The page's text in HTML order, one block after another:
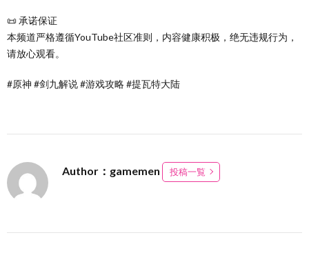
📜 承诺保证
本频道严格遵循YouTube社区准则，内容健康积极，绝无违规行为，
请放心观看。
#原神 #剑九解说 #游戏攻略 #提瓦特大陆
Author：gamemen 投稿一覧